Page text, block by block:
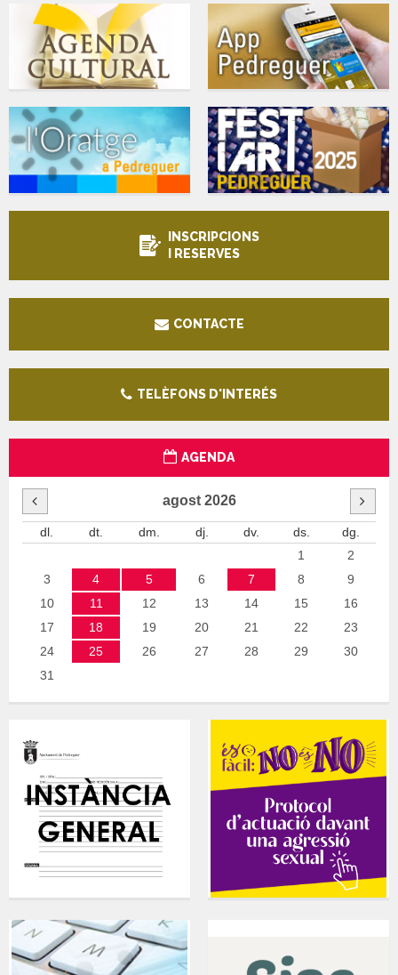
INSCRIPCIONS
I RESERVES
CONTACTE
TELÈFONS D'INTERÉS
AGENDA
agost 2026
dl. dt. dm. dj. dv. ds.
dg.
1
2
3
4 5 6 7 8
9
10
11 12 13 14 15
16
17
18 19 20 21 22
23
24
25 26 27 28 29
30
31